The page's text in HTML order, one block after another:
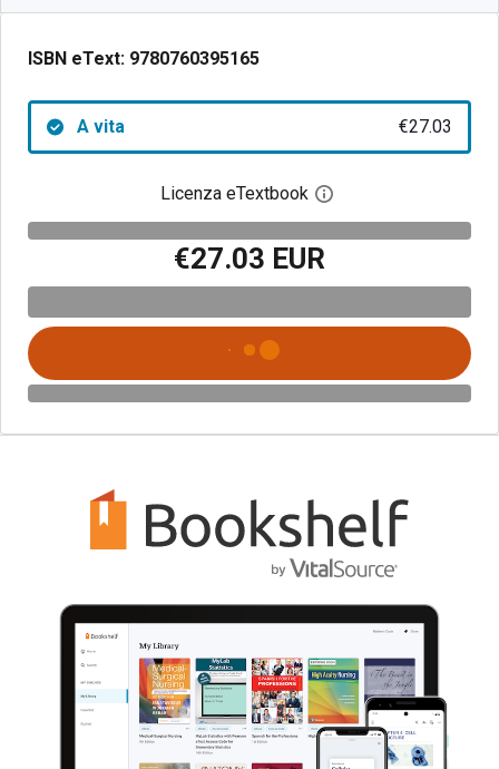
ISBN eText: 9780760395165
A vita €27.03
Licenza eTextbook Apri la finestra di
€27.03 EUR